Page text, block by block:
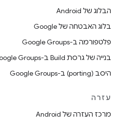
הבלוג של Android
בלוג האבטחה של Google
פלטפורמה ב-Google Groups
בנייה של גרסת Build ב-Google Groups
היסב (porting) ב-Google Groups
עזרה
מרכז העזרה של Android